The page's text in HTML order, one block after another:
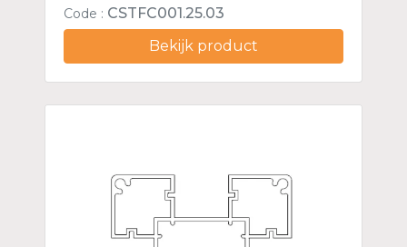
Code : CSTFC001.25.03
Bekijk product